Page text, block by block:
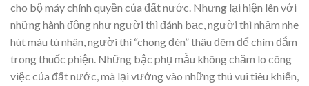
cho bộ máy chính quyền của đất nước. Nhưng lại hiện lên với
những hành động như người thì đánh bạc, người thì nhăm nhe
hút máu tù nhân, người thì “chong đèn” thâu đêm để chìm đắm
trong thuốc phiện. Những bậc phụ mẫu không chăm lo công
việc của đất nước, mà lại vướng vào những thú vui tiêu khiển,